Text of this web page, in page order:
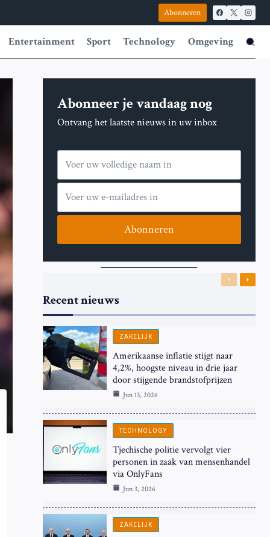
Abonneren
Entertainment Sport Technology Omgeving
Abonneer je vandaag nog
Ontvang het laatste nieuws in uw inbox
Abonneren
Recent nieuws
Previous
Next
ZAKELIJK
Amerikaanse inflatie stijgt naar
4,2%, hoogste niveau in drie jaar
door stijgende brandstofprijzen
Jun 13, 2026
TECHNOLOGY
Tjechische politie vervolgt vier
personen in zaak van mensenhandel
via OnlyFans
Jun 3, 2026
ZAKELIJK